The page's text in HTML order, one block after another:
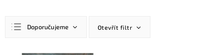
Doporučujeme Otevřít filtr